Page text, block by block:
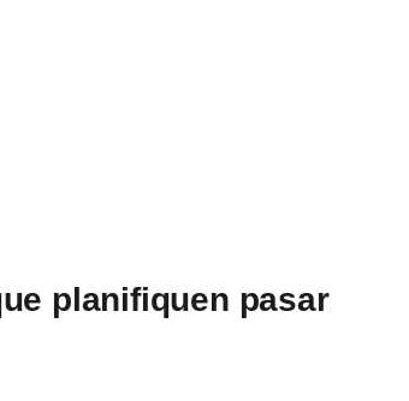
planifiquen pasar